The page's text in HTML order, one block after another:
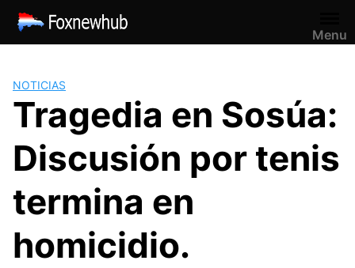
Saltar
contenido
Menu
NOTICIAS
Tragedia en Sosúa:
Discusión por tenis
termina en
homicidio.